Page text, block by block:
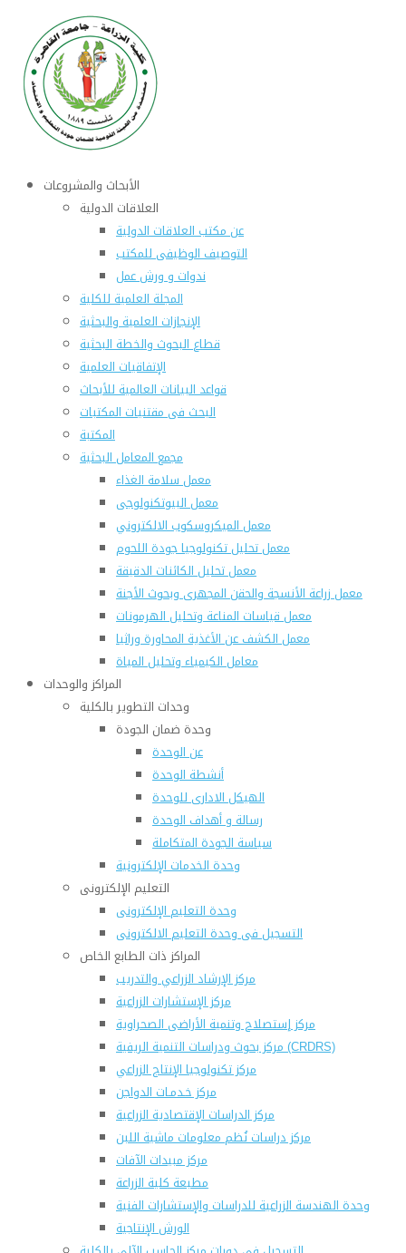
الأبحاث والمشروعات
العلاقات الدولية
عن مكتب العلاقات الدولية
التوصيف الوظيفى للمكتب
ندوات و ورش عمل
المجلة العلمية للكلية
الإنجازات العلمية والبحثية
قطاع البحوث والخطة البحثية
الإتفاقيات العلمية
قواعد البيانات العالمية للأبحاث
البحث فى مقتنيات المكتبات
المكتبة
مجمع المعامل البحثية
معمل سلامة الغذاء
معمل البيوتكنولوجى
معمل الميكروسكوب الالكتروني
معمل تحليل تكنولوجيا جودة اللحوم
معمل تحليل الكائنات الدقيقة
معمل زراعة الأنسجة والحقن المجهرى وبحوث الأجنة
معمل قياسات المناعة وتحليل الهرمونات
معمل الكشف عن الأغذية المحاورة وراثيا
معامل الكيمياء وتحليل المياة
المراكز والوحدات
وحدات التطوير بالكلية
وحدة ضمان الجودة
عن الوحدة
أنشطة الوحدة
الهيكل الادارى للوحدة
رسالة و أهداف الوحدة
سياسة الجودة المتكاملة
وحدة الخدمات الإلكترونية
التعليم الإلكترونى
وحدة التعليم الإلكترونى
التسجيل فى وحدة التعليم الالكترونى
المراكز ذات الطابع الخاص
مركز الإرشاد الزراعي والتدريب
مركز الإستشارات الزراعية
مركز إستصلاح وتنمية الأراضى الصحراوية
مركز بحوث ودراسات التنمية الريفية (CRDRS)
مركز تكنولوجيا الإنتاج الزراعي
مركز خـدمـات الدواجن
مركز الدراسات الإقتصادية الزراعية
مركز دراسات نُظم معلومات ماشية اللبن
مركز مبيدات الآفات
مطبعة كلية الزراعة
وحدة الهندسة الزراعية للدراسات والإستشارات الفنية
الورش الإنتاجية